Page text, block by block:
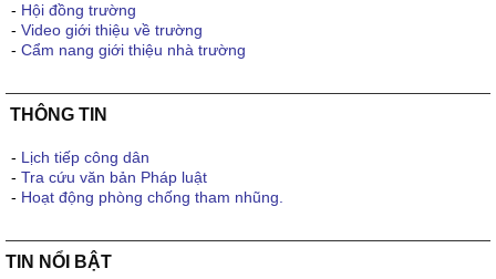
- Hội đồng trường
- Video giới thiệu về trường
- Cẩm nang giới thiệu nhà trường
THÔNG TIN
- Lịch tiếp công dân
- Tra cứu văn bản Pháp luật
- Hoạt động phòng chống tham nhũng.
TIN NỔI BẬT